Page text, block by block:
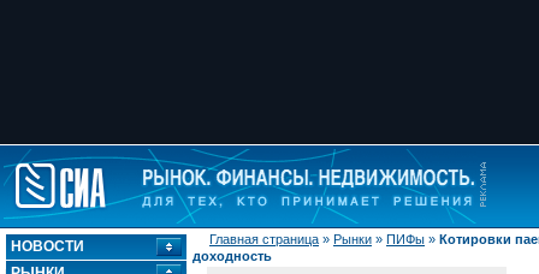
Главная страница » Рынки » ПИФы » Котировки
доходность
НОВОСТИ